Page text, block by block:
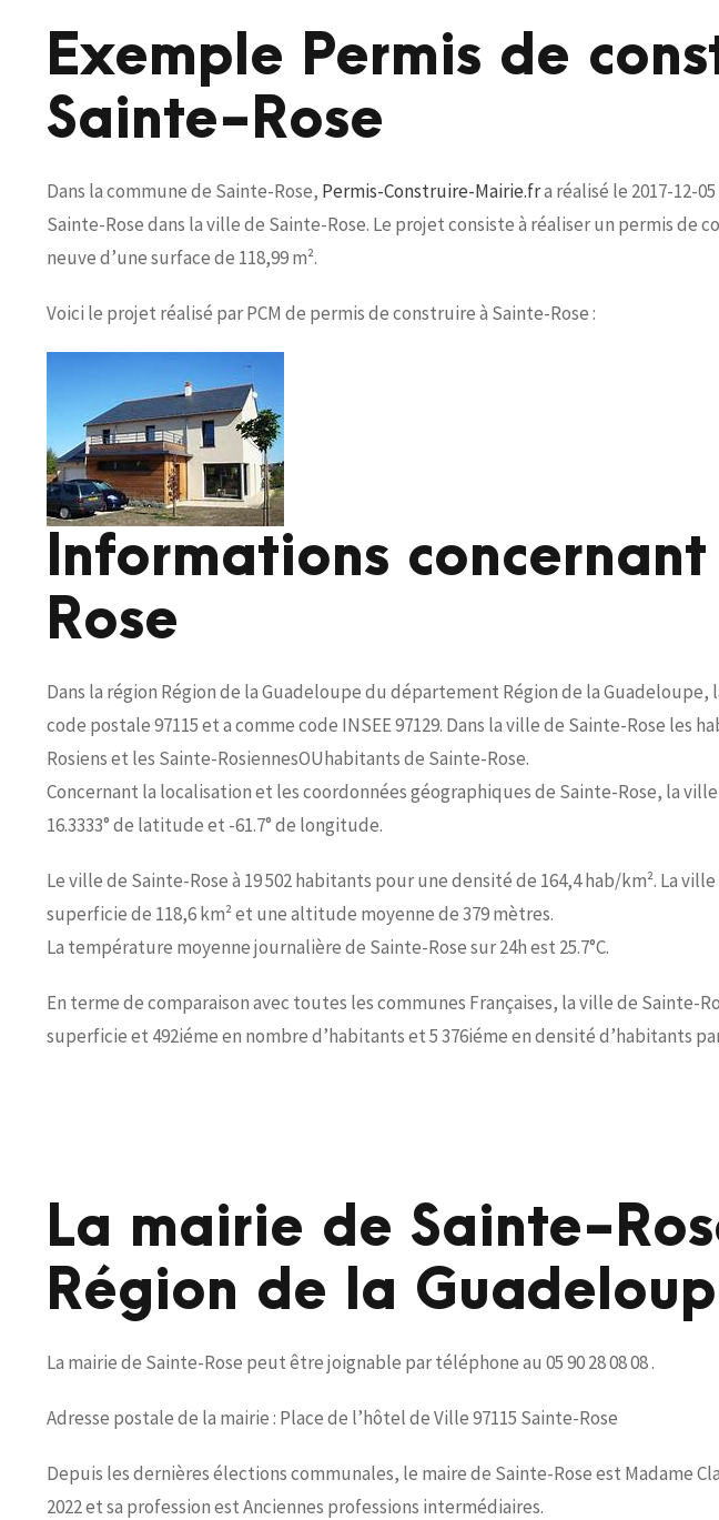
Exemple Permis de
Sainte-Rose
Dans la commune de Sainte-Rose, Permis-Construire-Mairie.fra réalisé le 2017-12-
Sainte-Rose dans la ville de Sainte-Rose. Le projet consiste à réaliser un permis de
neuve d’une surface de 118,99 m².
Voici le projet réalisé par PCM de permis de construire à Sainte-Rose :
Informations
Rose
Dans la région Région de la Guadeloupe du département Région de la Guadeloupe,
code postale 97115 et a comme code INSEE 97129. Dans la ville de Sainte-Rose les
Rosiens et les Sainte-RosiennesOUhabitants de Sainte-Rose.
Concernant la localisation et les coordonnées géographiques de Sainte-Rose, la
16.3333° de latitude et -61.7° de longitude.
Le ville de Sainte-Rose à 19 502 habitants pour une densité de 164,4 hab/km². La
superficie de 118,6 km² et une altitude moyenne de 379 mètres.
La température moyenne journalière de Sainte-Rose sur 24h est 25.7°C.
En terme de comparaison avec toutes les communes Françaises, la ville de Sainte-
superficie et 492iéme en nombre d’habitants et 5 376iéme en densité d’habitants
La mairie de Sainte-
Région de la
La mairie de Sainte-Rose peut être joignable par téléphone au 05 90 28 08 08 .
Adresse postale de la mairie : Place de l’hôtel de Ville 97115 Sainte-Rose
Depuis les dernières élections communales, le maire de Sainte-Rose est Madame
2022 et sa profession est Anciennes professions intermédiaires.